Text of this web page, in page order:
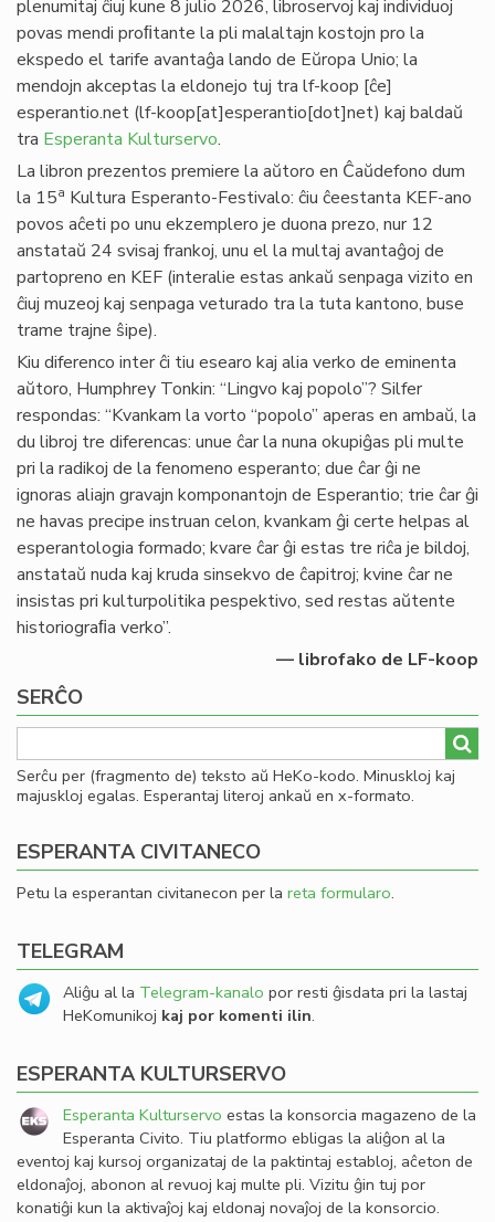
plenumitaj ĉiuj kune 8 julio 2026, libroservoj kaj individuoj
povas mendi proﬁtante la pli malaltajn kostojn pro la
ekspedo el tarife avantaĝa lando de Eŭropa Unio; la
mendojn akceptas la eldonejo tuj tra lf-koop [ĉe]
esperantio.net (lf-koop[at]esperantio[dot]net) kaj baldaŭ
tra Esperanta Kulturservo.
La libron prezentos premiere la aŭtoro en Ĉaŭdefono dum
la 15a Kultura Esperanto-Festivalo: ĉiu ĉeestanta KEF-ano
povos aĉeti po unu ekzemplero je duona prezo, nur 12
anstataŭ 24 svisaj frankoj, unu el la multaj avantaĝoj de
partopreno en KEF (interalie estas ankaŭ senpaga vizito en
ĉiuj muzeoj kaj senpaga veturado tra la tuta kantono, buse
trame trajne ŝipe).
Kiu diferenco inter ĉi tiu esearo kaj alia verko de eminenta
aŭtoro, Humphrey Tonkin: “Lingvo kaj popolo”? Silfer
respondas: “Kvankam la vorto “popolo” aperas en ambaŭ, la
du libroj tre diferencas: unue ĉar la nuna okupiĝas pli multe
pri la radikoj de la fenomeno esperanto; due ĉar ĝi ne
ignoras aliajn gravajn komponantojn de Esperantio; trie ĉar ĝi
ne havas precipe instruan celon, kvankam ĝi certe helpas al
esperantologia formado; kvare ĉar ĝi estas tre riĉa je bildoj,
anstataŭ nuda kaj kruda sinsekvo de ĉapitroj; kvine ĉar ne
insistas pri kulturpolitika pespektivo, sed restas aŭtente
historiograﬁa verko”.
— librofako de LF-koop
SERĈO
Serĉu per (fragmento de) teksto aŭ HeKo-kodo. Minuskloj kaj
majuskloj egalas. Esperantaj literoj ankaŭ en x-formato.
ESPERANTA CIVITANECO
Petu la esperantan civitanecon per la reta formularo.
TELEGRAM
Aliĝu al la Telegram-kanalo por resti ĝisdata pri la lastaj
HeKomunikoj kaj por komenti ilin.
ESPERANTA KULTURSERVO
Esperanta Kulturservo estas la konsorcia magazeno de la
Esperanta Civito. Tiu platformo ebligas la aliĝon al la
eventoj kaj kursoj organizataj de la paktintaj establoj, aĉeton de
eldonaĵoj, abonon al revuoj kaj multe pli. Vizitu ĝin tuj por
konatiĝi kun la aktivaĵoj kaj eldonaj novaĵoj de la konsorcio.